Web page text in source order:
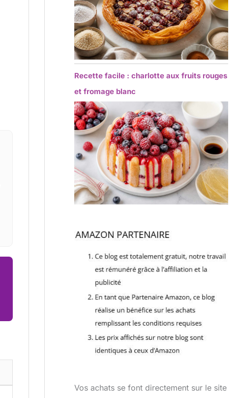
Recette facile : charlotte aux fruits rouges
et fromage blanc
Vos achats se font directement sur le site